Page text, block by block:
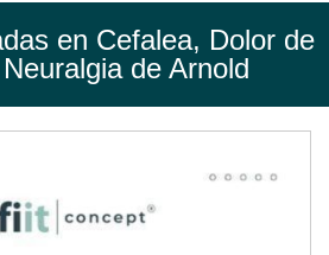
en Cefalea, Dolor de
de Arnold